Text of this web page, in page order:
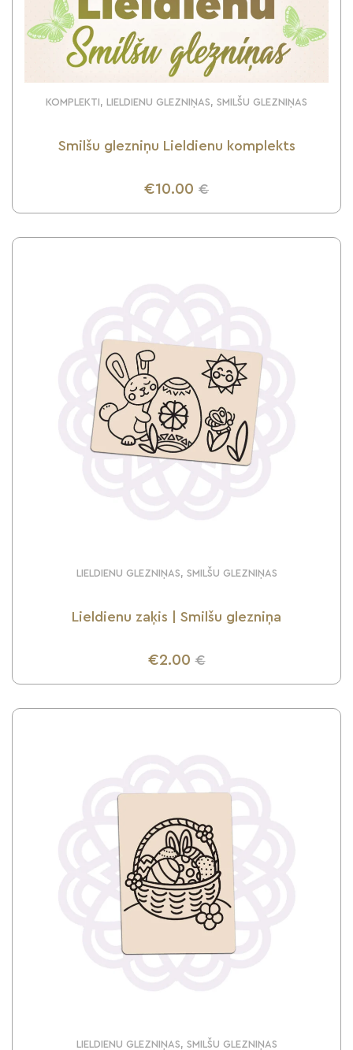
KOMPLEKTI, LIELDIENU GLEZNIŅAS, SMILŠU GLEZNIŅAS
Smilšu glezniņu Lieldienu komplekts
€10.00 €
UZZINI VAIRĀK
LIELDIENU GLEZNIŅAS, SMILŠU GLEZNIŅAS
Lieldienu zaķis | Smilšu glezniņa
€2.00 €
UZZINI VAIRĀK
LIELDIENU GLEZNIŅAS, SMILŠU GLEZNIŅAS